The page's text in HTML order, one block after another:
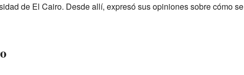
de El Cairo. Desde allí, expresó sus opiniones sobre cómo se